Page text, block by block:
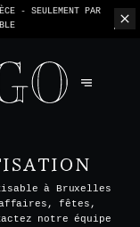
- SEULEMENT PAR
à Bruxelles
fêtes,
notre équipe